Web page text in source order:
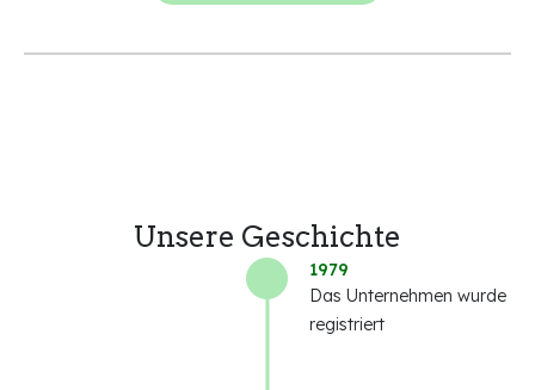
Unsere Geschichte
1979
Das Unternehmen wurde
registriert